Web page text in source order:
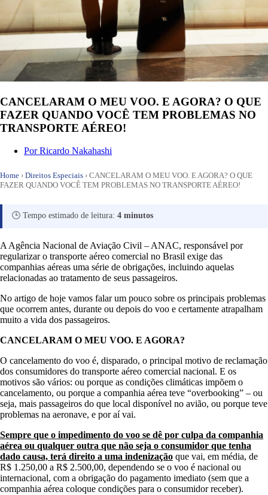
CANCELARAM O MEU VOO. E AGORA? O QUE
FAZER QUANDO VOCÊ TEM PROBLEMAS NO
TRANSPORTE AÉREO!
PorRicardo Nakahashi
Home › Direitos Especiais › CANCELARAM O MEU VOO. E AGORA? O QUE
FAZER QUANDO VOCÊ TEM PROBLEMAS NO TRANSPORTE AÉREO!
🕒 Tempo estimado de leitura: 4 minutos
A Agência Nacional de Aviação Civil – ANAC, responsável por
regularizar o transporte aéreo comercial no Brasil exige das
companhias aéreas uma série de obrigações, incluindo aquelas
relacionadas ao tratamento de seus passageiros.
No artigo de hoje vamos falar um pouco sobre os principais problemas
que ocorrem antes, durante ou depois do voo e certamente atrapalham
muito a vida dos passageiros.
CANCELARAM O MEU VOO. E AGORA?
O cancelamento do voo é, disparado, o principal motivo de reclamação
dos consumidores do transporte aéreo comercial nacional. E os
motivos são vários: ou porque as condições climáticas impõem o
cancelamento, ou porque a companhia aérea teve “overbooking” – ou
seja, mais passageiros do que local disponível no avião, ou porque teve
problemas na aeronave, e por aí vai.
Sempre que o impedimento do voo se dê por culpa da companhia
aérea ou qualquer outra que não seja o consumidor que tenha
dado causa, terá direito a uma indenização que vai, em média, de
R$ 1.250,00 a R$ 2.500,00, dependendo se o voo é nacional ou
internacional, com a obrigação do pagamento imediato (sem que a
companhia aérea coloque condições para o consumidor receber).